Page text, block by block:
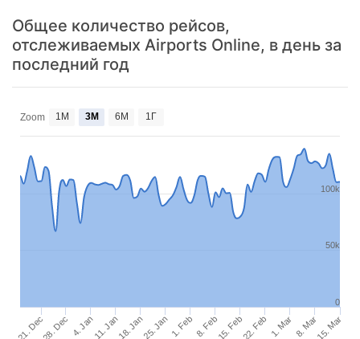
Общее количество рейсов,
отслеживаемых Airports Online, в день за
последний год
21. Dec28. Dec 4. Jan11. Jan18. Jan25. Jan1. Feb8. Feb15. Feb22. Feb 1. Mar 8. Mar15. Mar
0
50k
100k
Zoom 1М 3М 6М 1Г